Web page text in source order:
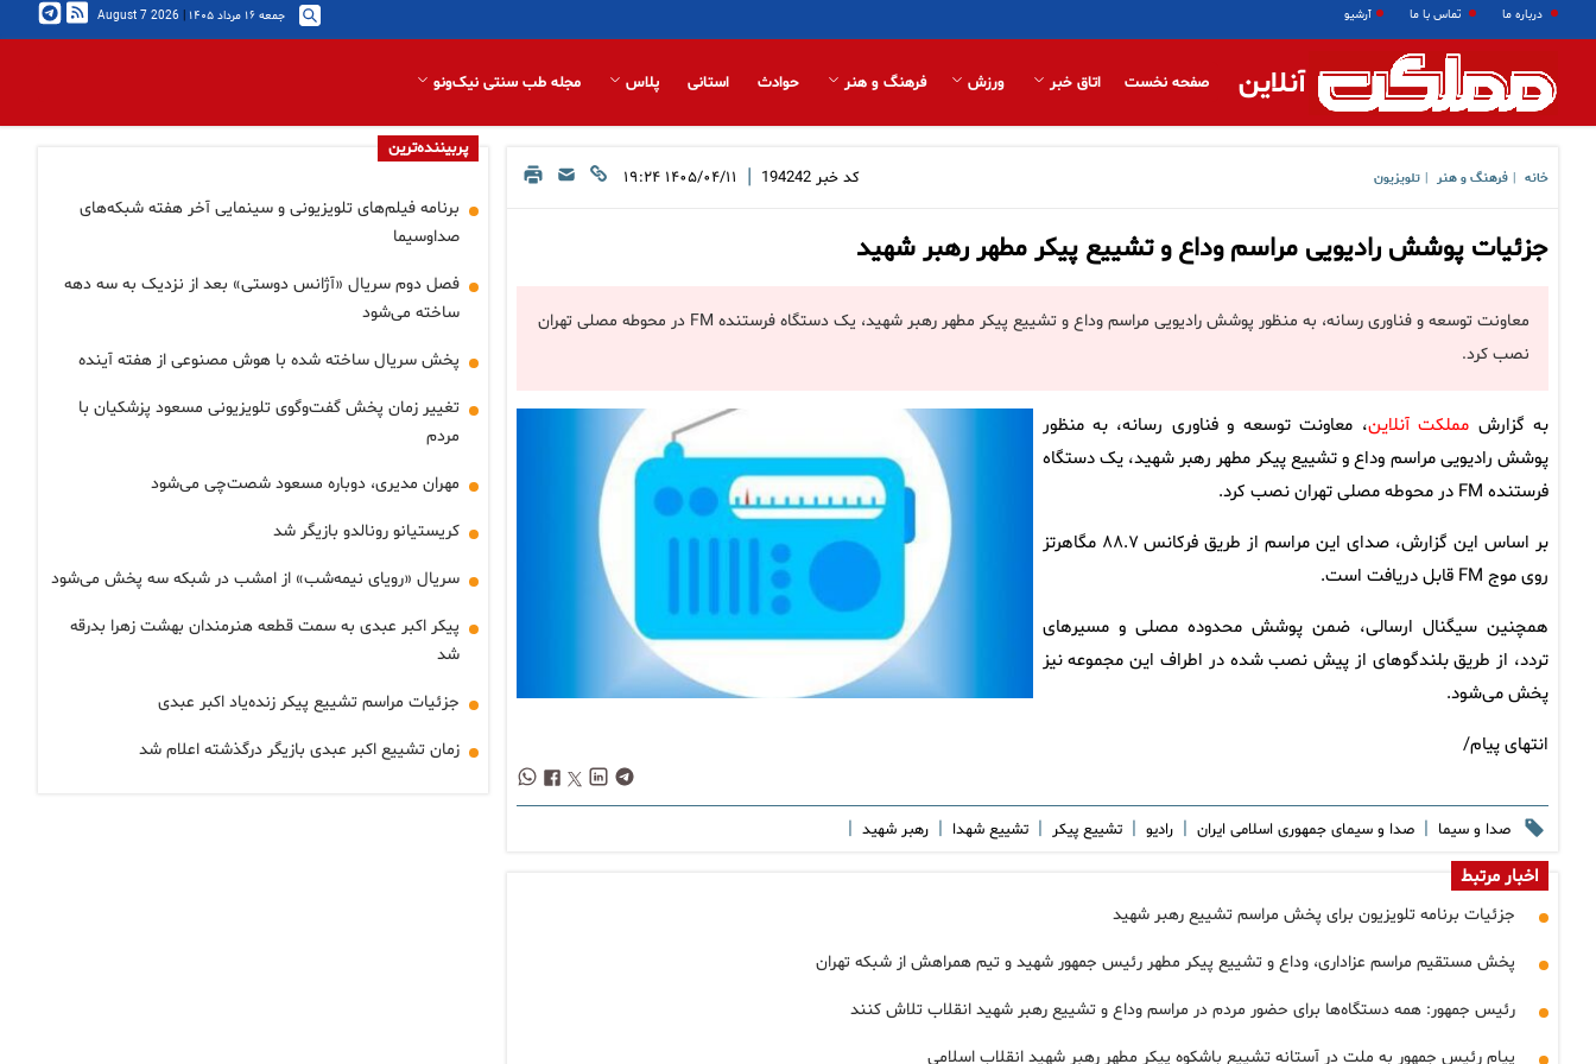
درباره ما تماس با ما آرشیو جمعه ۱۶ مرداد ۱۴۰۵ |
2026 August 7
آنلاین صفحه نخست اتاق خبر ورزش فرهنگ و هنر حوادث استانی پلاس مجله طب سنتی نیک‌ونو
خانه فرهنگ و هنر تلویزیون کد خبر 194242
| ۱۴۰۵/۰۴/۱۱ ۱۹:۲۴
جزئیات پوشش رادیویی مراسم وداع و تشییع پیکر مطهر رهبر شهید
معاونت توسعه و فناوری رسانه، به منظور پوشش رادیویی مراسم وداع و تشییع پیکر مطهر رهبر شهید، یک دستگاه فرستنده FM در محوطه مصلی تهران
نصب کرد.
به گزارش مملکت آنلاین، معاونت توسعه و فناوری رسانه، به منظور
پوشش رادیویی مراسم وداع و تشییع پیکر مطهر رهبر شهید، یک دستگاه
فرستنده FM در محوطه مصلی تهران نصب کرد.
بر اساس این گزارش، صدای این مراسم از طریق فرکانس ۸۸.۷ مگاهرتز
روی موج FM قابل دریافت است.
همچنین سیگنال ارسالی، ضمن پوشش محدوده مصلی و مسیر‌های
تردد، از طریق بلندگو‌های از پیش نصب شده در اطراف این مجموعه نیز
پخش می‌شود.
انتهای پیام/
صدا و سیما | صدا و سیمای جمهوری اسلامی ایران | رادیو | تشییع پیکر | تشییع شهدا | رهبر شهید |
اخبار مرتبط
جزئیات برنامه تلویزیون برای پخش مراسم تشییع رهبر شهید
پخش مستقیم مراسم عزاداری، وداع و تشییع پیکر مطهر رئیس جمهور شهید و تیم همراهش از شبکه تهران
رئیس جمهور: همه دستگاه‌ها برای حضور مردم در مراسم وداع و تشییع رهبر شهید انقلاب تلاش کنند
پیام رئیس جمهور به ملت در آستانه تشییع باشکوه پیکر مطهر رهبر شهید انقلاب اسلامی
پربیننده‌ترین
برنامه فیلم‌های تلویزیونی و سینمایی آخر هفته شبکه‌های
صداوسیما
فصل دوم سریال «آژانس دوستی» بعد از نزدیک به سه دهه
ساخته می‌شود
پخش سریال ساخته شده با هوش مصنوعی از هفته آینده
تغییر زمان پخش گفت‌وگوی تلویزیونی مسعود پزشکیان با
مردم
مهران مدیری، دوباره مسعود شصت‌چی می‌شود
کریستیانو رونالدو بازیگر شد
سریال «رویای نیمه‌شب» از امشب در شبکه سه پخش می‌شود
پیکر اکبر عبدی به سمت قطعه هنرمندان بهشت زهرا بدرقه
شد
جزئیات مراسم تشییع پیکر زنده‌یاد اکبر عبدی
زمان تشییع اکبر عبدی بازیگر درگذشته اعلام شد